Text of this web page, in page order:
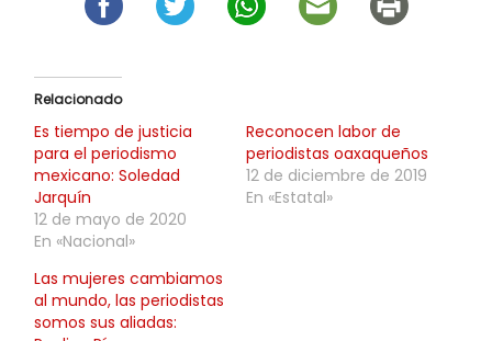
Relacionado
Es tiempo de justicia
para el periodismo
mexicano: Soledad
Jarquín
12 de mayo de 2020
En «Nacional»
Reconocen labor de
periodistas oaxaqueños
12 de diciembre de 2019
En «Estatal»
Las mujeres cambiamos
al mundo, las periodistas
somos sus aliadas: